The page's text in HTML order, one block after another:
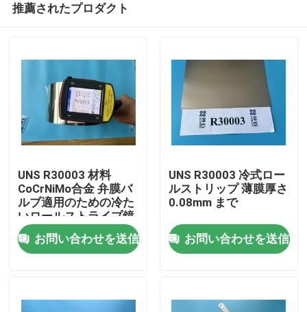
推薦されたプロダクト
UNS R30003 材料
CoCrNiMo合金 弁膜バ
ルブ適用のための冷た
いロールストライプ鏡
仕上げ
お問い合わせを送信
UNS R30003 冷式ロー
ルストリップ 薄膜厚さ
0.08mm まで
お問い合わせを送信